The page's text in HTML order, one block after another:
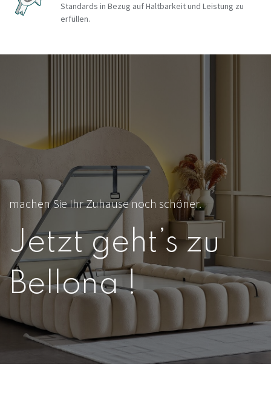
Standards in Bezug auf Haltbarkeit und Leistung zu
erfüllen.
machen Sie Ihr Zuhause noch schöner.
Jetzt geht’s zu
Bellona !